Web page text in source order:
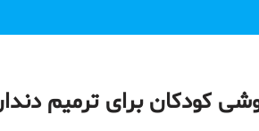
کودکان برای ترمیم